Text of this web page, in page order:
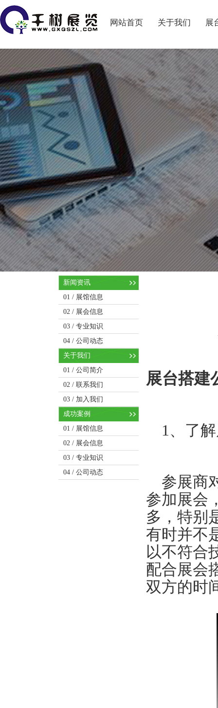
网站首页 关于我们 展
新闻资讯
01 / 展馆信息
02 / 展会信息
03 / 专业知识
04 / 公司动态
关于我们
01 / 公司简介
02 / 联系我们
03 / 加入我们
成功案例
01 / 展馆信息
02 / 展会信息
03 / 专业知识
04 / 公司动态
展台搭建
1、了解
参展商
参加展会
多，特别
有时并不
以不符合
配合展会
双方的时